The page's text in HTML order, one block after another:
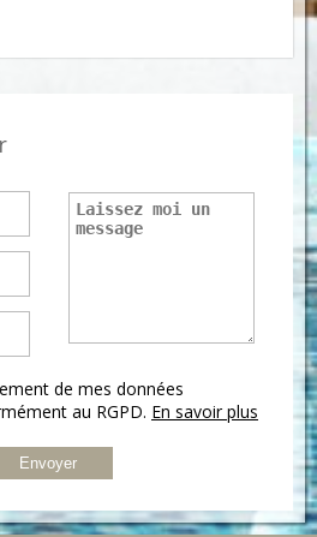
de mes données
au RGPD. En savoir plus